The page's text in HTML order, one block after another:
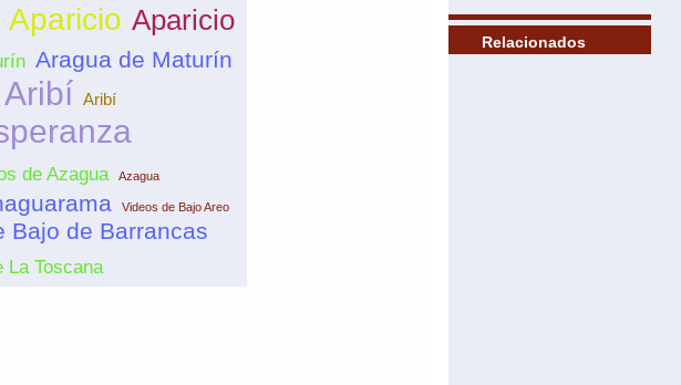
Aparicio Aparicio
Aragua de Maturín
Aribí
de Azagua Azagua
Videos de Bajo Areo
Bajo de Barrancas
La Toscana
Relacionados